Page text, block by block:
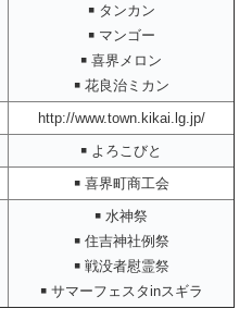
￭ タンカン
￭ マンゴー
￭ 喜界メロン
￭ 花良治ミカン
http://www.town.kikai.lg.jp/
￭ よろこびと
￭ 喜界町商工会
￭ 水神祭
￭ 住吉神社例祭
￭ 戦没者慰霊祭
￭ サマーフェスタinスギラ